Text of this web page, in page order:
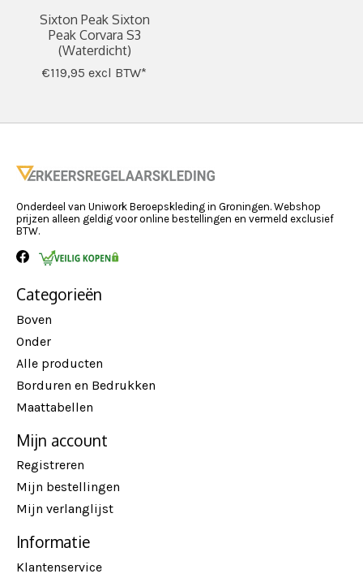
Sixton Peak Sixton
Peak Corvara S3
(Waterdicht)
€119,95 excl BTW*
Onderdeel van Uniwork Beroepskleding in Groningen. Webshop
prijzen alleen geldig voor online bestellingen en vermeld exclusief
BTW.
Categorieën
Boven
Onder
Alle producten
Borduren en Bedrukken
Maattabellen
Mijn account
Registreren
Mijn bestellingen
Mijn verlanglijst
Informatie
Klantenservice